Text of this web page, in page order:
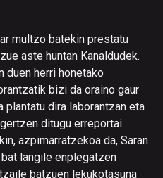
multzo batekin prestatu
aste huntan Kanaldudek.
duen herri honetako
bizi da oraino gaur
plantatu dira laborantzan eta
ditugu erreportai
azpimarratzekoa da, Saran
langile enplegatzen
batzuen lekukotasuna